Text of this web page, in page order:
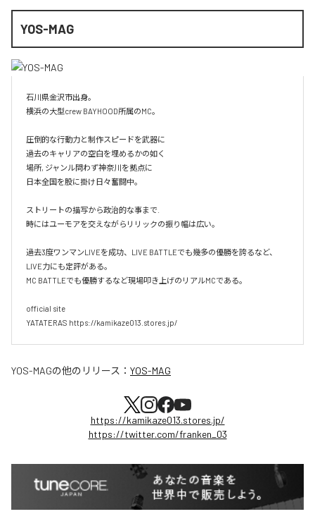
YOS-MAG
石川県金沢市出身。
横浜の大型crew BAYHOOD所属のMC。
圧倒的な行動力と制作スピードを武器に
過去のキャリアの空白を埋めるかの如く
場所, ジャンル問わず神奈川を拠点に
日本全国を股に掛け日々奮闘中。
ストリートの描写から政治的な事まで.
時にはユーモアを交えながらリリックの振り幅は広い。
過去3度ワンマンLIVEを成功、LIVE BATTLEでも幾多の優勝を誇るなど、
LIVE力にも定評がある。
MC BATTLEでも優勝するなど現場叩き上げのリアルMCである。
official site
YATATERAS https://kamikaze013.stores.jp/
YOS-MAGの他のリリース： YOS-MAG
https://kamikaze013.stores.jp/
https://twitter.com/franken_03